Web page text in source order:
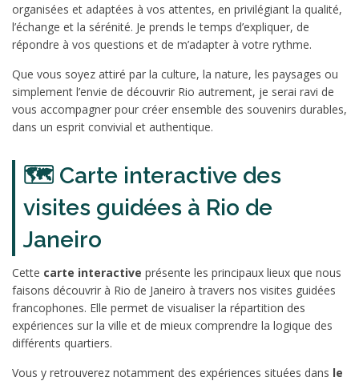
organisées et adaptées à vos attentes, en privilégiant la qualité,
l’échange et la sérénité. Je prends le temps d’expliquer, de
répondre à vos questions et de m’adapter à votre rythme.
Que vous soyez attiré par la culture, la nature, les paysages ou
simplement l’envie de découvrir Rio autrement, je serai ravi de
vous accompagner pour créer ensemble des souvenirs durables,
dans un esprit convivial et authentique.
🗺️ Carte interactive des
visites guidées à Rio de
Janeiro
Cette carte interactive présente les principaux lieux que nous
faisons découvrir à Rio de Janeiro à travers nos visites guidées
francophones. Elle permet de visualiser la répartition des
expériences sur la ville et de mieux comprendre la logique des
différents quartiers.
Vous y retrouverez notamment des expériences situées dans le